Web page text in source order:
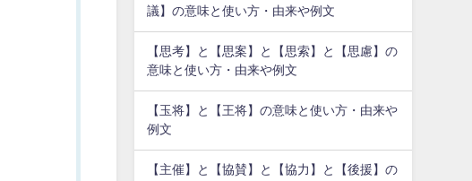
議】の意味と使い方・由来や例文
【思考】と【思案】と【思索】と【思慮】の
意味と使い方・由来や例文
【玉将】と【王将】の意味と使い方・由来や
例文
【主催】と【協賛】と【協力】と【後援】の